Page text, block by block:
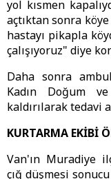
yol kısmen
açtıktan sonra
hastayı pikapla
çalışıyoruz" diye
Daha sonra
Kadın Doğum
kaldırılarak tedavi
KURTARMA EKİBİ
Van'ın Muradiye
çığ düşmesi